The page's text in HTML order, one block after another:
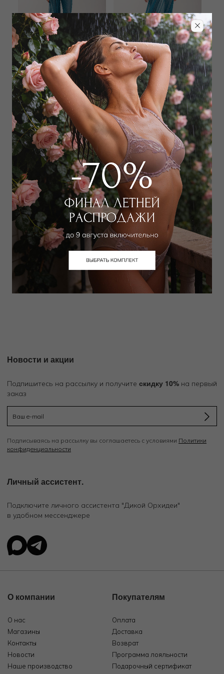
RODASOLEIL
Брюки
14 000₽ | + 700 бонусов
RODASOLEIL
Юбка
14 000₽ | + 700 бонусов
+ 850 бонусов
Новости и акции
Подпишитесь на рассылку и получите скидку 10% на первый
заказ
Подписываясь на рассылку вы соглашаетесь с условиями Политики
конфиденциальности
Личный ассистент.
Подключите личного ассистента "Дикой Орхидеи"
в удобном мессенджере
О компании
О нас
Магазины
Контакты
Новости
Наше производство
Покупателям
Оплата
Доставка
Возврат
Программа лояльности
Подарочный сертификат